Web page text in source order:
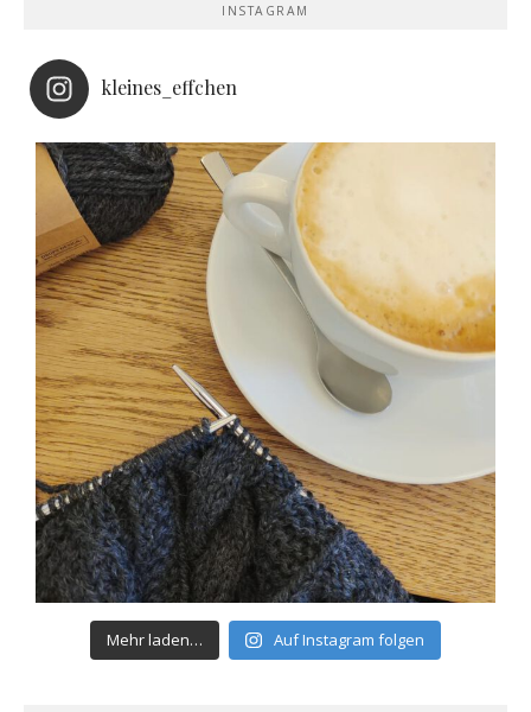
INSTAGRAM
kleines_effchen
Mehr laden… Auf Instagram folgen